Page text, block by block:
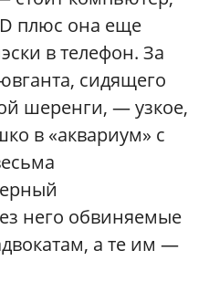
плюс она еще
в телефон. За
сидящего
шеренги, — узкое,
в «аквариум» с
него обвиняемые
а те им —